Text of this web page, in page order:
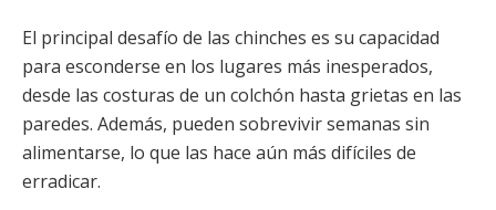
El principal desafío de las chinches es su capacidad
para esconderse en los lugares más inesperados,
desde las costuras de un colchón hasta grietas en las
paredes. Además, pueden sobrevivir semanas sin
alimentarse, lo que las hace aún más difíciles de
erradicar.